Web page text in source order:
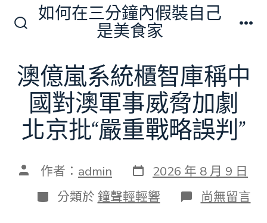
切
換
開
關
如何在三分鐘內假裝自己
是美食家
澳億嵐系統櫃智庫稱中
國對澳軍事威脅加劇
北京批“嚴重戰略誤判”
文 作者： admin 發
表
日
期
2026 年 8 月 9 日
分
類
分類於 鐘聲輕輕響 在
〈澳
尚無留言